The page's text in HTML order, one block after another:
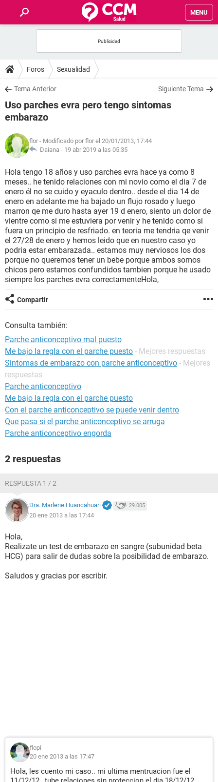
MENU
FOROS
SALUD
FAMILIA
NUTRICIÓN
SEXUALIDAD
GLOSARIO
Foros Sexualidad
Tema Anterior Siguiente Tema
Uso parches evra pero tengo sintomas
embarazo
flor - Modificado por flor el 20/01/2013, 17:44
Daiana - 19 abr 2019 a las 05:35
Hola tengo 18 años y uso parches evra hace ya como 8
meses.. he tenido relaciones con mi novio como el dia 7 de
enero él no se cuido y eyaculo dentro.. desde el dia 14 de
enero en adelante me ha bajado un flujo rosado y luego
marron qe me duro hasta ayer 19 d enero, siento un dolor de
vientre como si me estuviera por venir y he tenido como si
fuera un principio de resfriado. en teoria me tendria qe venir
el 27/28 de enero y hemos leido que en nuestro caso yo
podria estar embarazada.. estamos muy nerviosos los dos
porque no queremos tener un bebe porque ambos somos
chicos pero estamos confundidos tambien porque he usado
siempre los parches evra correctamenteHola,
Compartir
Consulta también:
Parche anticonceptivo mal puesto
Me bajo la regla con el parche puesto - Mejores respuestas
Sintomas de embarazo con parche anticonceptivo - Mejores
respuestas
Parche anticonceptivo
Me bajo la regla con el parche puesto
Con el parche anticonceptivo se puede venir dentro
Que pasa si el parche anticonceptivo se arruga
Parche anticonceptivo engorda
2 respuestas
RESPUESTA 1 / 2
Dra. Marlene Huancahuari 29.005
20 ene 2013 a las 17:44
Hola,
Realizate un test de embarazo en sangre (subunidad beta
HCG) para salir de dudas sobre la posibilidad de embarazo.
Saludos y gracias por escribir.
flopi
20 ene 2013 a las 17:47
Hola, les cuento mi caso.. mi ultima mentruacion fue el